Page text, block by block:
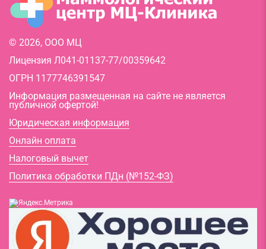
© 2026, ООО МЦ
Лицензия Л041-01137-77/00359642
ОГРН 1177746391547
Информация размещенная на сайте не является
публичной офертой!
Юридическая информация
Онлайн оплата
Налоговый вычет
Политика обработки ПДн (№152-ФЗ)